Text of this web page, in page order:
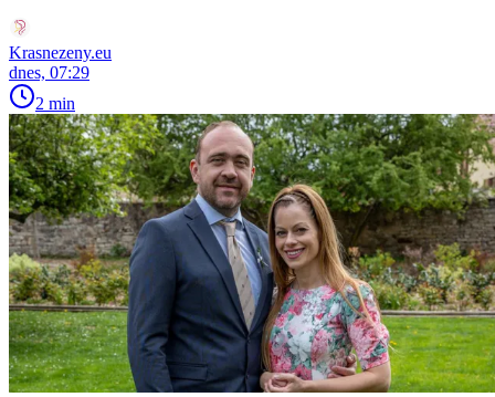
Krasnezeny.eu
dnes, 07:29
2 min